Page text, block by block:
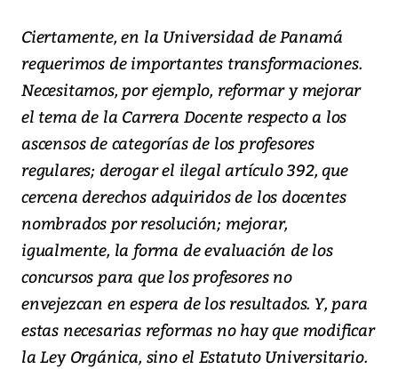
Ciertamente, en la Universidad de Panamá
requerimos de importantes transformaciones.
Necesitamos, por ejemplo, reformar y mejorar
el tema de la Carrera Docente respecto a los
ascensos de categorías de los profesores
regulares; derogar el ilegal artículo 392, que
cercena derechos adquiridos de los docentes
nombrados por resolución; mejorar,
igualmente, la forma de evaluación de los
concursos para que los profesores no
envejezcan en espera de los resultados. Y, para
estas necesarias reformas no hay que modificar
la Ley Orgánica, sino el Estatuto Universitario.